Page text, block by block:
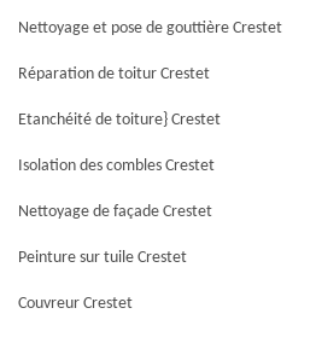
Nettoyage et pose de gouttière Crestet
Réparation de toitur Crestet
Etanchéité de toiture} Crestet
Isolation des combles Crestet
Nettoyage de façade Crestet
Peinture sur tuile Crestet
Couvreur Crestet